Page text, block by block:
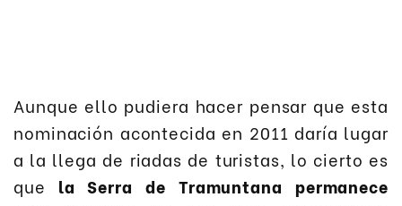
Aunque ello pudiera hacer pensar que esta
nominación acontecida en 2011 daría lugar
a la llega de riadas de turistas, lo cierto es
que la Serra de Tramuntana permanece